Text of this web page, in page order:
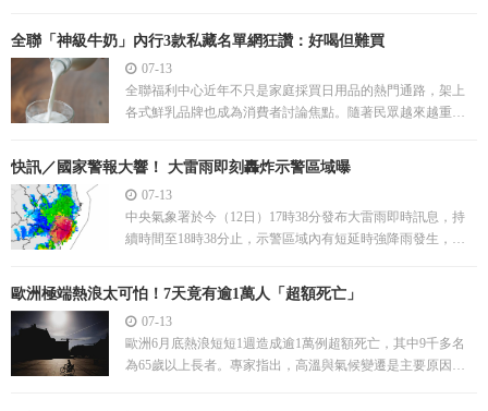
全聯「神級牛奶」內行3款私藏名單網狂讚：好喝但難買
07-13
全聯福利中心近年不只是家庭採買日用品的熱門通路，架上
各式鮮乳品牌也成為消費者討論焦點。隨著民眾越來越重視
快訊／國家警報大響！ 大雷雨即刻轟炸示警區域曝
07-13
中央氣象署於今（12日）17時38分發布大雷雨即時訊息，持
續時間至18時38分止，示警區域內有短延時強降雨發生，並
歐洲極端熱浪太可怕！7天竟有逾1萬人「超額死亡」
07-13
歐洲6月底熱浪短短1週造成逾1萬例超額死亡，其中9千多名
為65歲以上長者。專家指出，高溫與氣候變遷是主要原因，